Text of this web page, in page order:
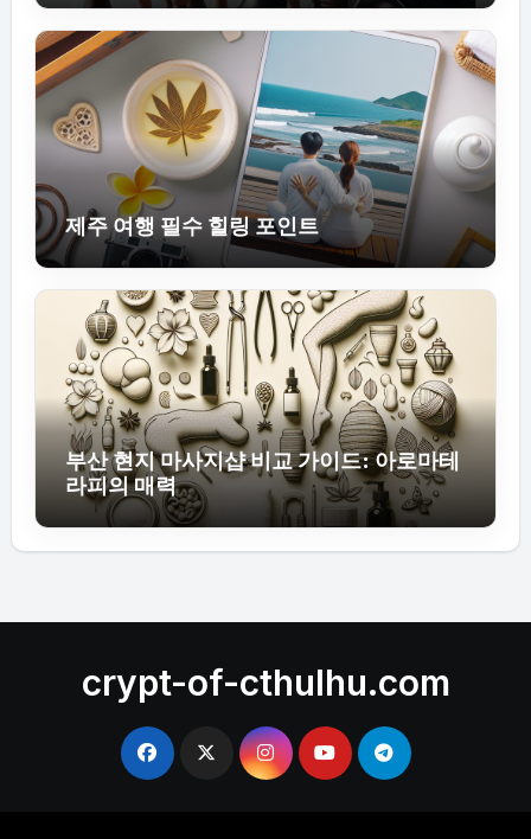
제주 여행 필수 힐링 포인트
부산 현지 마사지샵 비교 가이드: 아로마테
라피의 매력
crypt-of-cthulhu.com